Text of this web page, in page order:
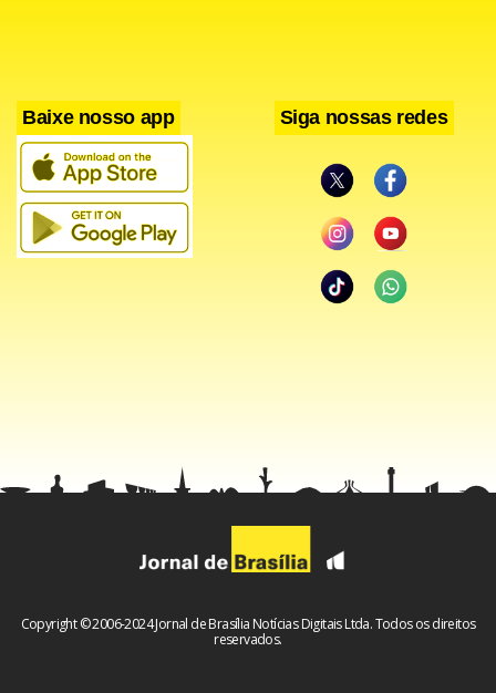
Baixe nosso app Siga nossas redes
Copyright © 2006-2024 Jornal de Brasília Notícias Digitais Ltda. Todos os direitos
reservados.